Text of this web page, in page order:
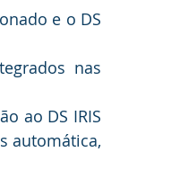
e o DS
nas
ao DS IRIS
automática,